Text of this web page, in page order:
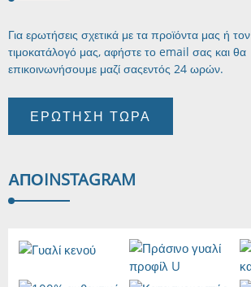
Για ερωτήσεις σχετικά με τα προϊόντα μας ή τον
τιμοκατάλογό μας, αφήστε το email σας και θα
επικοινωνήσουμε μαζί σαςεντός 24 ωρών.
ΕΡΏΤΗΣΗ ΤΏΡΑ
ΑΠΌINSTAGRAM